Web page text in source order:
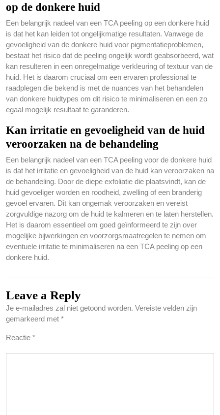
op de donkere huid
Een belangrijk nadeel van een TCA peeling op een donkere huid
is dat het kan leiden tot ongelijkmatige resultaten. Vanwege de
gevoeligheid van de donkere huid voor pigmentatieproblemen,
bestaat het risico dat de peeling ongelijk wordt geabsorbeerd, wat
kan resulteren in een onregelmatige verkleuring of textuur van de
huid. Het is daarom cruciaal om een ervaren professional te
raadplegen die bekend is met de nuances van het behandelen
van donkere huidtypes om dit risico te minimaliseren en een zo
egaal mogelijk resultaat te garanderen.
Kan irritatie en gevoeligheid van de huid
veroorzaken na de behandeling
Een belangrijk nadeel van een TCA peeling voor de donkere huid
is dat het irritatie en gevoeligheid van de huid kan veroorzaken na
de behandeling. Door de diepe exfoliatie die plaatsvindt, kan de
huid gevoeliger worden en roodheid, zwelling of een branderig
gevoel ervaren. Dit kan ongemak veroorzaken en vereist
zorgvuldige nazorg om de huid te kalmeren en te laten herstellen.
Het is daarom essentieel om goed geïnformeerd te zijn over
mogelijke bijwerkingen en voorzorgsmaatregelen te nemen om
eventuele irritatie te minimaliseren na een TCA peeling op een
donkere huid.
Leave a Reply
Je e-mailadres zal niet getoond worden. Vereiste velden zijn
gemarkeerd met *
Reactie *